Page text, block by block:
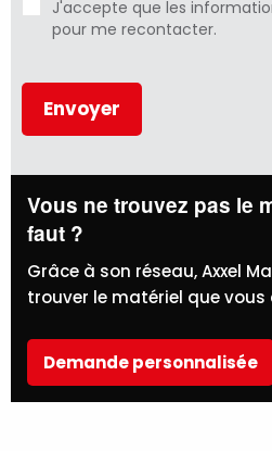
J'accepte que les
pour me recontacter.
Vous ne trouvez pas le
faut ?
Grâce à son réseau, Axxel
trouver le matériel que vous
Demande personnalisée